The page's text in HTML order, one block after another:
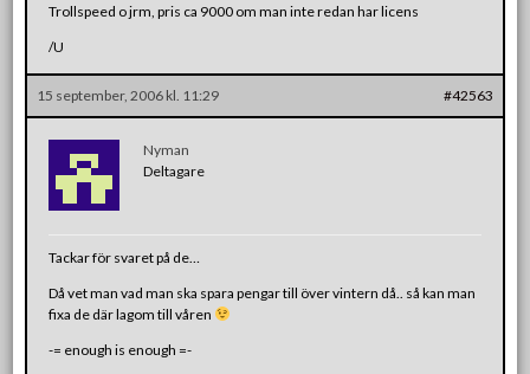
Trollspeed o jrm, pris ca 9000 om man inte redan har licens
/U
15 september, 2006 kl. 11:29 #42563
Nyman
Deltagare
Tackar för svaret på de…
Då vet man vad man ska spara pengar till över vintern då.. så kan man
fixa de där lagom till våren
-= enough is enough =-